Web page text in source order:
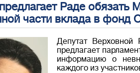
Раде
части вклада в фонд
Депутат Верховной
предлагает
информацию о
каждого из